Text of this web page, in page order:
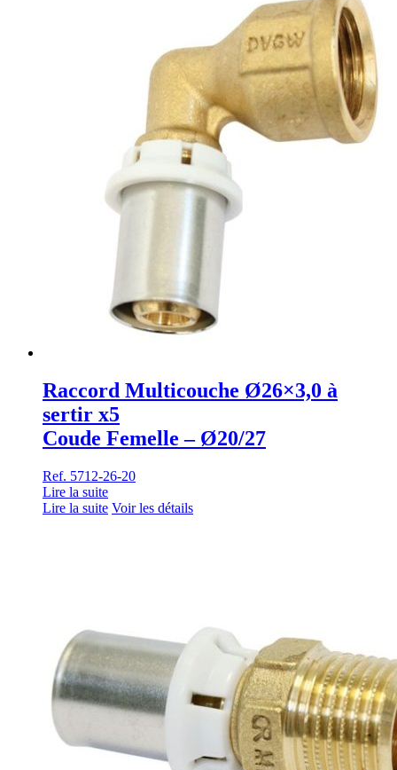
Raccord Multicouche Ø26×3,0 à
sertir x5
Coude Femelle – Ø20/27
Ref. 5712-26-20
Lire la suite
Lire la suite Voir les détails